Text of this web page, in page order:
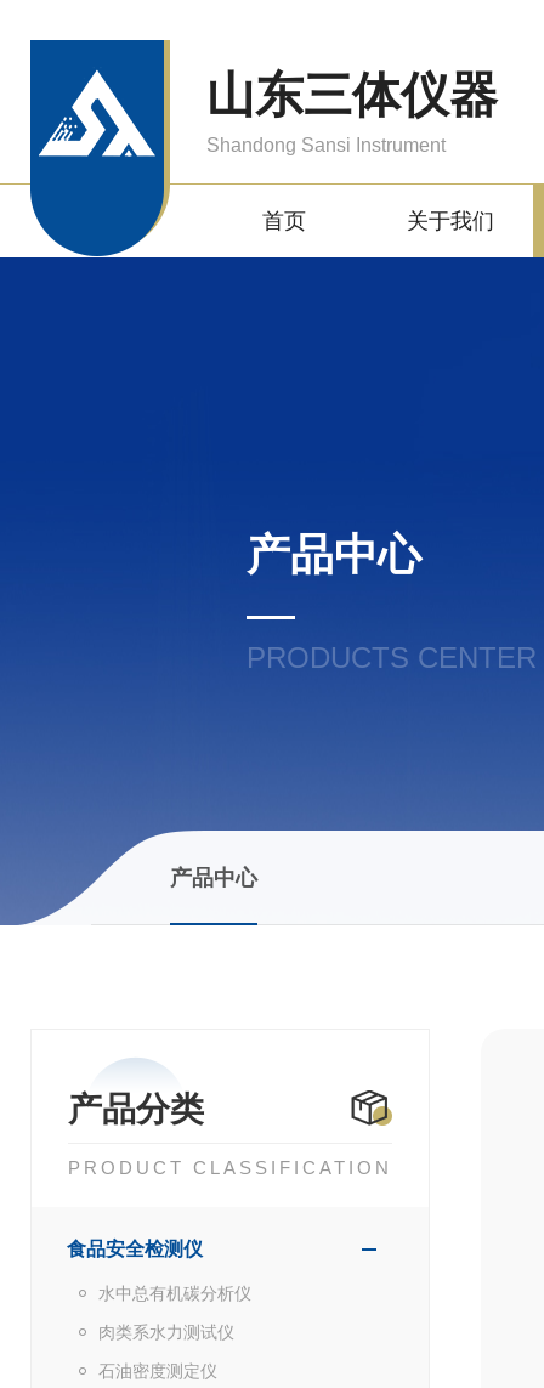
山东三体仪器
Shandong Sansi Instrument
首页 关于我们
产品中心
PRODUCTS CENTER
产品中心
产品分类
PRODUCT CLASSIFICATION
食品安全检测仪
水中总有机碳分析仪
肉类系水力测试仪
石油密度测定仪